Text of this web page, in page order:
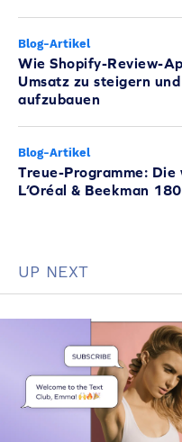
Blog-Artikel
Wie Shopify-Review-
Umsatz zu steigern
aufzubauen
Blog-Artikel
Treue-Programme:
L’Oréal & Beekman
UP NEXT